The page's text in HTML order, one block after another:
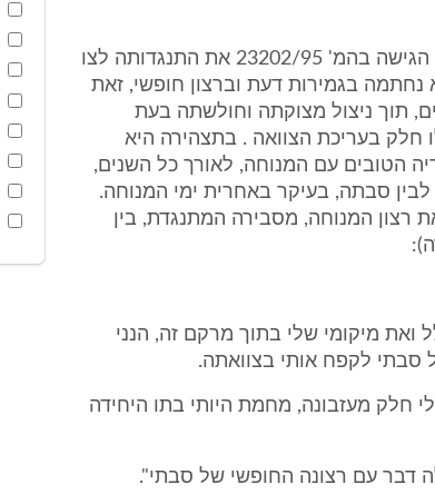
4. ההתנגדות הראשונה: נכדתה של המנוחה, הגישה בהמ' 23202/95 את התנגדותה לצו
נחתמה בגמירות דעת וברצון חופשי, זאת
תוך ניצול מצוקתה וחולשתה בעת
חלק בעריכת הצוואה . בתצהירה היא
הטובים עם המנוחה, לאורך כל השנים,
סבתה, בעיקר באחרית ימי המנוחה.
רצון המנוחה, מסבירה המתנגדת, בין
מיקומי שלי בתוך מרקם זה, הנני
סבתי לקפח אותי בצוואתה.
חלק מעזבונה, מחמת היותי בתו היחידה
דבר עם רצונה החופשי של סבתי".